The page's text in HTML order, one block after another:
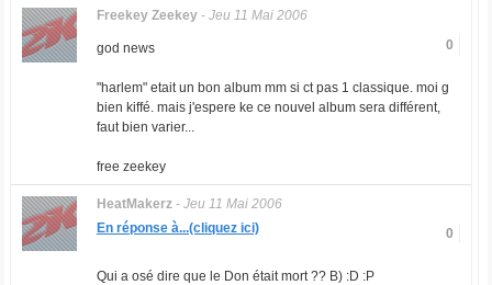
Freekey Zeekey- Jeu 11 Mai 2006
0
god news
"harlem" etait un bon album mm si ct pas 1 classique. moi g
bien kiffé. mais j'espere ke ce nouvel album sera différent,
faut bien varier...
free zeekey
HeatMakerz- Jeu 11 Mai 2006
0
En réponse à...(cliquez ici)
Qui a osé dire que le Don était mort ?? B) :D :P